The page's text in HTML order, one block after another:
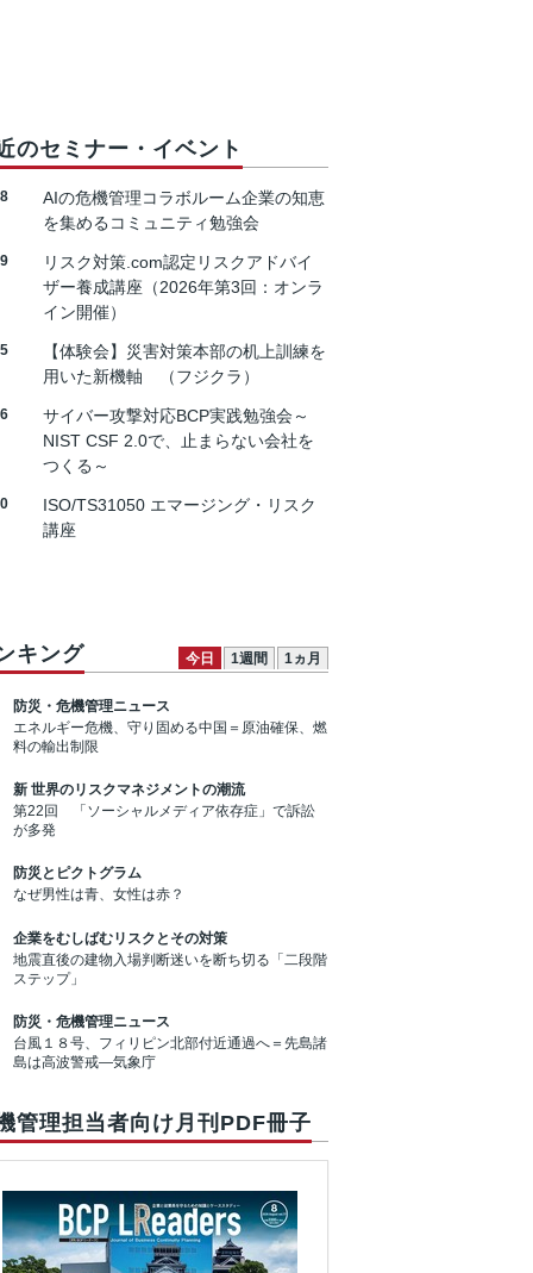
のセミナー・イベント
AIの危機管理コラボルーム企業の知恵
を集めるコミュニティ勉強会
リスク対策.com認定リスクアドバイ
ザー養成講座（2026年第3回：オンラ
イン開催）
【体験会】災害対策本部の机上訓練を
用いた新機軸 （フジクラ）
サイバー攻撃対応BCP実践勉強会～
NIST CSF 2.0で、止まらない会社を
つくる～
ISO/TS31050 エマージング・リスク
講座
キング 今日 1週間 1ヵ月
防災・危機管理ニュース
エネルギー危機、守り固める中国＝原油確保、燃
料の輸出制限
新 世界のリスクマネジメントの潮流
第22回 「ソーシャルメディア依存症」で訴訟
が多発
防災とピクトグラム
なぜ男性は青、女性は赤？
企業をむしばむリスクとその対策
地震直後の建物入場判断迷いを断ち切る「二段階
ステップ」
防災・危機管理ニュース
台風１８号、フィリピン北部付近通過へ＝先島諸
島は高波警戒―気象庁
管理担当者向け月刊PDF冊子